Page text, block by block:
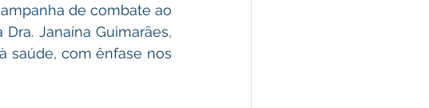
de combate ao
Janaína Guimarães,
saúde, com ênfase nos